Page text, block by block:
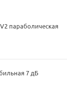
параболическая
7 дБ